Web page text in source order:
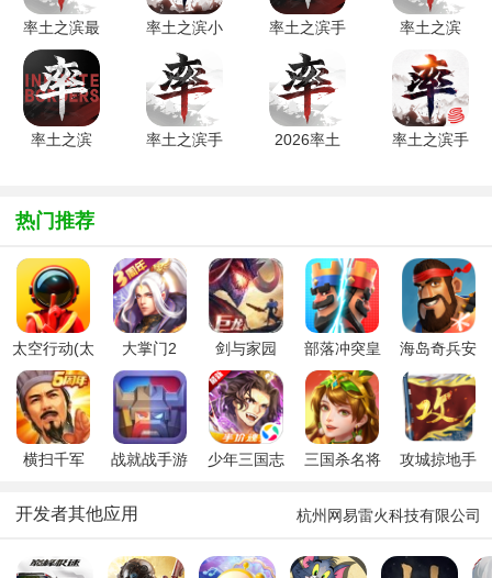
率土之滨最
新版v6.6.3
安卓版
率土之滨小
米版v6.6.3
率土之滨手
游版v8.2.5
安卓版
率土之滨
vivo客户端
V6.6.3
率土之滨
版
率土之滨手
2026率土
率土之滨手
热门推荐
太空行动(太
空杀)官方版
大掌门2 剑与家园
部落冲突皇
室战争官方
安卓版
海岛奇兵安
卓版下载
2026最新版
横扫千军
战就战手游
少年三国志
三国杀名将
攻城掠地手
开发者其他应用 杭州网易雷火科技有限公司